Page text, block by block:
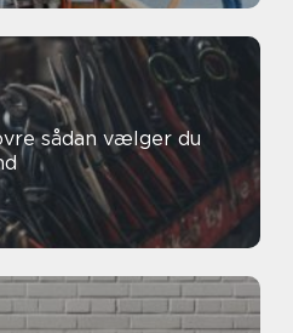
du